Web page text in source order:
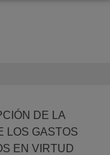
DE LA
LOS GASTOS
EN VIRTUD